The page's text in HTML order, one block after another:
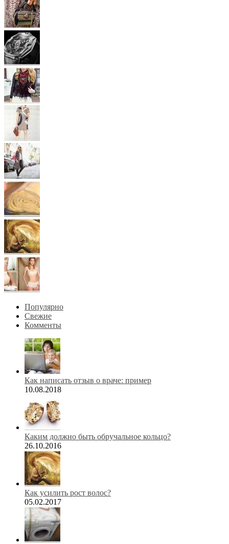
Популярно
Свежие
Комменты
Как написать отзыв о враче: пример
10.08.2018
Каким должно быть обручальное кольцо?
26.10.2016
Как усилить рост волос?
05.02.2017